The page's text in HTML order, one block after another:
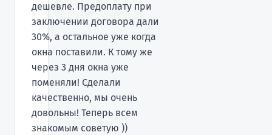
дешевле. Предоплату при
заключении договора дали
30%, а остальное уже когда
окна поставили. К тому же
через 3 дня окна уже
поменяли! Сделали
качественно, мы очень
довольны! Теперь всем
знакомым советую ))